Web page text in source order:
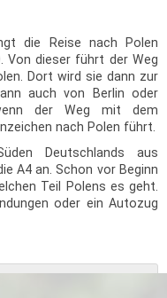
die Reise nach Polen
Von dieser führt der Weg
Dort wird sie dann zur
auch von Berlin oder
der Weg mit dem
nach Polen führt.
Deutschlands aus
A4 an. Schon vor Beginn
Teil Polens es geht.
oder ein Autozug